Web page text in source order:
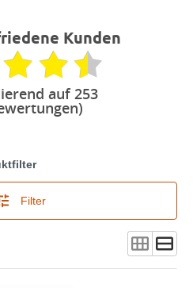
Kunden
auf 253
Filter